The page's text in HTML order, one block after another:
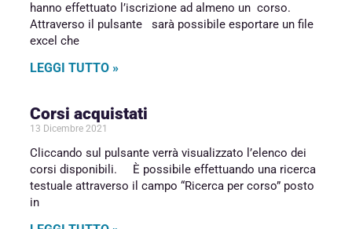
hanno effettuato l’iscrizione ad almeno un corso.
Attraverso il pulsante sarà possibile esportare un file
excel che
LEGGI TUTTO »
Corsi acquistati
13 Dicembre 2021
Cliccando sul pulsante verrà visualizzato l’elenco dei
corsi disponibili. È possibile effettuando una ricerca
testuale attraverso il campo “Ricerca per corso” posto
in